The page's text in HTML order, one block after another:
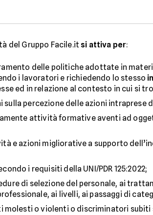
del Gruppo Facile.it si attiva per:
delle politiche adottate in
i lavoratori e richiedendo lo stesso
ed in relazione al contesto in cui si
percezione delle azioni intraprese
attività formative aventi ad
e azioni migliorative a supporto
i requisiti della UNI/PDR 125:2022;
di selezione del personale, ai
ai livelli, ai passaggi di
o violenti o discriminatori subiti